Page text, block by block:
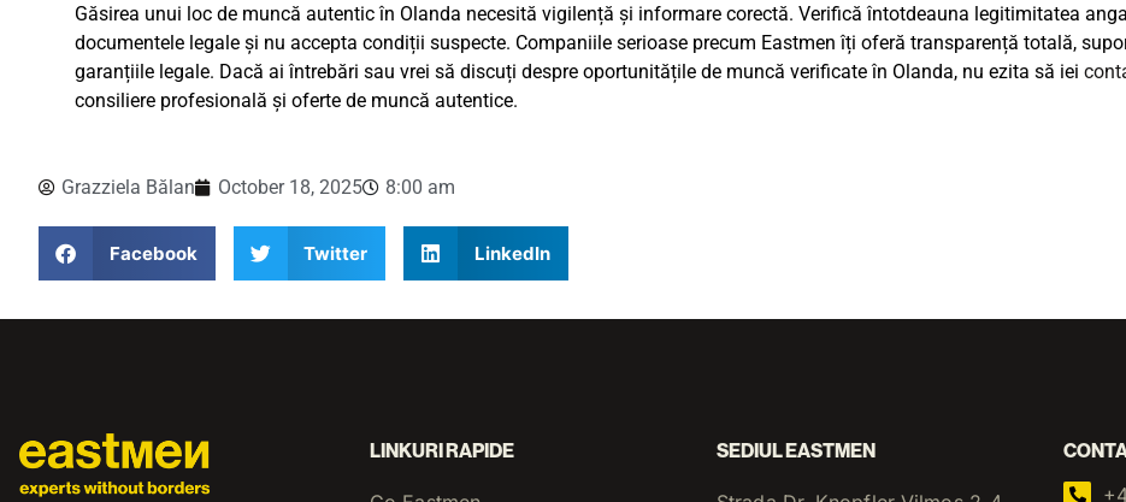
Găsirea unui loc de muncă autentic în Olanda necesită vigilență și informare corectă. Verifică întotdeauna legitimitatea
documentele legale și nu accepta condiții suspecte. Companiile serioase precum Eastmen îți oferă transparență totală,
garanțiile legale. Dacă ai întrebări sau vrei să discuți despre oportunitățile de muncă verificate în Olanda, nu ezita să iei
consiliere profesională și oferte de muncă autentice.
Grazziela Bălan October 18, 2025 8:00 am
Facebook Twitter LinkedIn
LINKURI RAPIDE SEDIUL EASTMEN